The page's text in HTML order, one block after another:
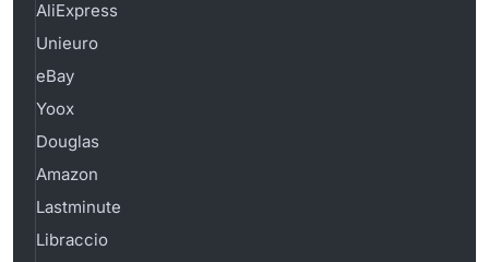
AliExpress
Unieuro
eBay
Yoox
Douglas
Amazon
Lastminute
Libraccio